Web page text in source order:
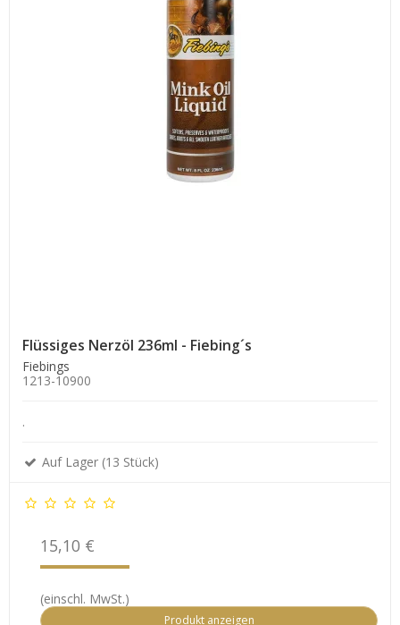
Flüssiges Nerzöl 236ml - Fiebing´s
Fiebings
1213-10900
.
Auf Lager (13 Stück)
15,10 €
(einschl. MwSt.)
Produkt anzeigen